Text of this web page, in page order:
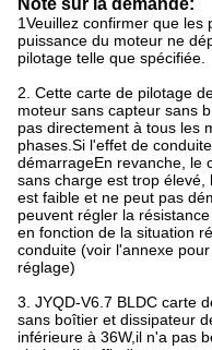
Note sur la demande:
1Veuillez confirmer que
puissance du moteur ne
pilotage telle que spécifiée.
2. Cette carte de pilotage
moteur sans capteur sans
pas directement à tous les
phases.Si l'effet de
démarrageEn revanche, le
sans charge est trop élevé,
est faible et ne peut pas
peuvent régler la
en fonction de la situation
conduite (voir l'annexe
réglage)
3. JYQD-V6.7 BLDC carte
sans boîtier et dissipateur
inférieure à 36W,il n'a pas